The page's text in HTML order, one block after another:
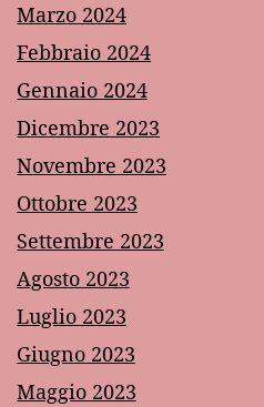
Marzo 2024
Febbraio 2024
Gennaio 2024
Dicembre 2023
Novembre 2023
Ottobre 2023
Settembre 2023
Agosto 2023
Luglio 2023
Giugno 2023
Maggio 2023